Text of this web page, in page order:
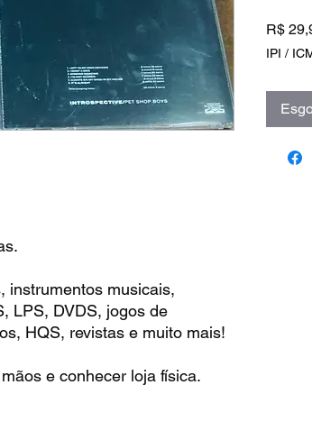
instrumentos musicais,
LPS, DVDS, jogos de
HQS, revistas e muito mais!
e conhecer loja física.
R$
IPI /